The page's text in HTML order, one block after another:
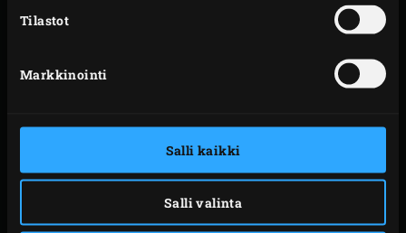
Tilastot
Markkinointi
Salli kaikki
Salli valinta
välillä ja sulje EGGin kansi jokaisen vaiheen
Valuta sydänsimpukat ja lisää ne
Dutch oven
minuuttia, kunnes kuoret ovat auenneet; sekoita
välillä. Poimi persiljan lehdet oksista ja hienonna
Siivilöi sydänsimpukat ja kerää neste talteen.